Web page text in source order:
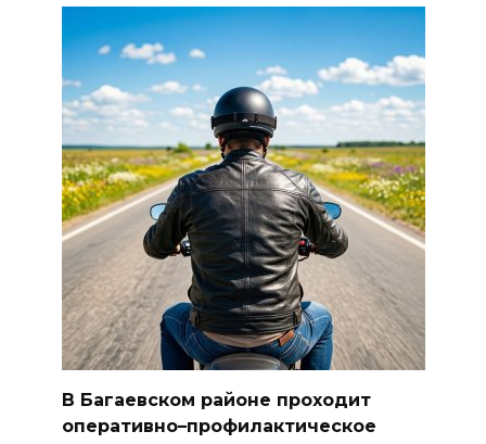
В Багаевском районе проходит
оперативно–профилактическое